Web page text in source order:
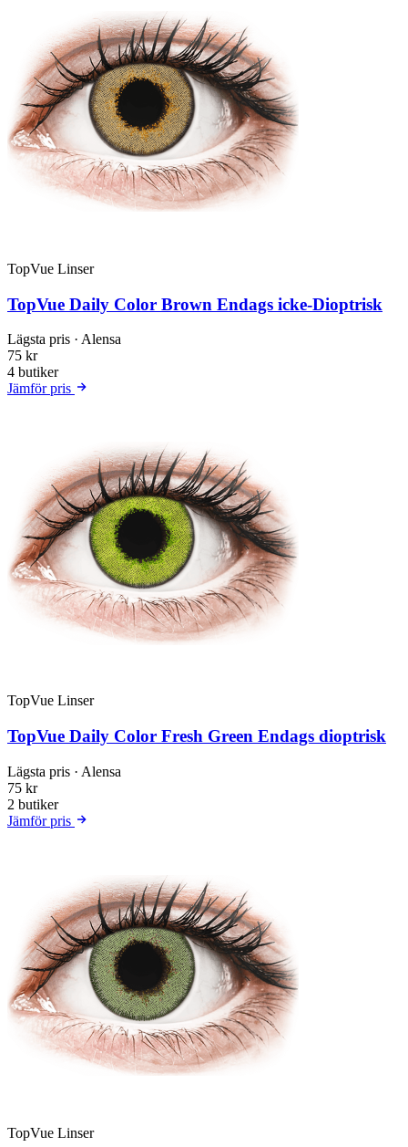
TopVue Linser
TopVue Daily Color Brown Endags icke-Dioptrisk
Lägsta pris · Alensa
75 kr
4 butiker
Jämför pris
TopVue Linser
TopVue Daily Color Fresh Green Endags dioptrisk
Lägsta pris · Alensa
75 kr
2 butiker
Jämför pris
TopVue Linser